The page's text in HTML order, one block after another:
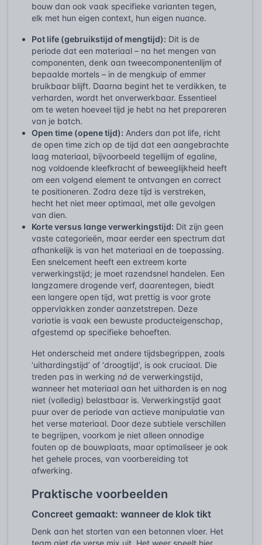
bouw dan ook vaak specifieke varianten tegen,
elk met hun eigen context, hun eigen nuance.
Pot life (gebruikstijd of mengtijd): Dit is de
periode dat een materiaal – na het mengen van
componenten, denk aan tweecomponentenlijm of
bepaalde mortels – in de mengkuip of emmer
bruikbaar blijft. Daarna begint het te verdikken, te
verharden, wordt het onverwerkbaar. Essentieel
om te weten hoeveel tijd je hebt na het prepareren
van je batch.
Open time (opene tijd): Anders dan pot life, richt
de open time zich op de tijd dat een aangebrachte
laag materiaal, bijvoorbeeld tegellijm of egaline,
nog voldoende kleefkracht of beweeglijkheid heeft
om een volgend element te ontvangen en correct
te positioneren. Zodra deze tijd is verstreken,
hecht het niet meer optimaal, met alle gevolgen
van dien.
Korte versus lange verwerkingstijd: Dit zijn geen
vaste categorieën, maar eerder een spectrum dat
afhankelijk is van het materiaal en de toepassing.
Een snelcement heeft een extreem korte
verwerkingstijd; je moet razendsnel handelen. Een
langzamere drogende verf, daarentegen, biedt
een langere open tijd, wat prettig is voor grote
oppervlakken zonder aanzetstrepen. Deze
variatie is vaak een bewuste producteigenschap,
afgestemd op specifieke behoeften.
Het onderscheid met andere tijdsbegrippen, zoals
‘uithardingstijd’ of ‘droogtijd’, is ook cruciaal. Die
treden pas in werking ná de verwerkingstijd,
wanneer het materiaal aan het uitharden is en nog
niet (volledig) belastbaar is. Verwerkingstijd gaat
puur over de periode van actieve manipulatie van
het verse materiaal. Door deze subtiele verschillen
te begrijpen, voorkom je niet alleen onnodige
fouten op de bouwplaats, maar optimaliseer je ook
het gehele proces, van voorbereiding tot
afwerking.
Praktische voorbeelden
Concreet gemaakt: wanneer de klok tikt
Denk aan het storten van een betonnen vloer. Het
team giet de verse mix uit. Het weer speelt hier